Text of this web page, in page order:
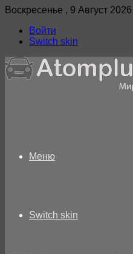
Воскресенье , 9 Август 2026
Войти
Switch skin
Меню
Switch skin